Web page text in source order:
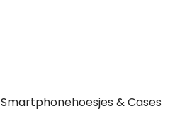
Smartphonehoesjes & Cases